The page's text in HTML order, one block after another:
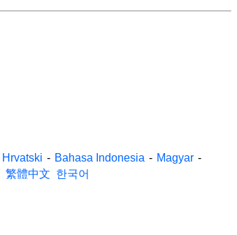
Hrvatski - Bahasa Indonesia - Magyar -
繁體中文 한국어